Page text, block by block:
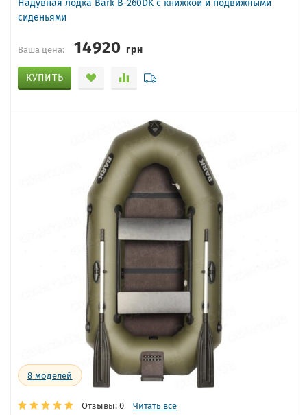
сиденьями
Ваша цена: 14920грн
КУПИТЬ
8 моделей
Отзывы: 0 Читать все